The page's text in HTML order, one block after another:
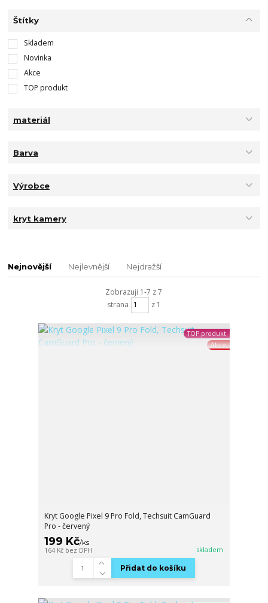
Štítky
Skladem
Novinka
Akce
TOP produkt
materiál
Barva
Výrobce
kryt kamery
Nejnovější Nejlevnější Nejdražší
Zobrazuji 1-7 z 7
strana
z 1
TOP produkt
Akce
Kryt Google Pixel 9 Pro Fold, Techsuit CamGuard
Pro - červený
199 Kč/ks
164 Kč bez DPH skladem
Přidat do košíku